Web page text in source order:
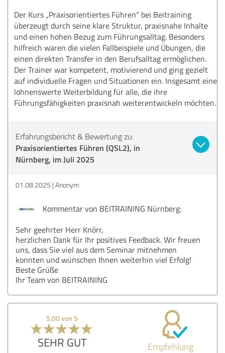
Der Kurs „Praxisorientiertes Führen“ bei Beitraining
überzeugt durch seine klare Struktur, praxisnahe Inhalte
und einen hohen Bezug zum Führungsalltag. Besonders
hilfreich waren die vielen Fallbeispiele und Übungen, die
einen direkten Transfer in den Berufsalltag ermöglichen.
Der Trainer war kompetent, motivierend und ging gezielt
auf individuelle Fragen und Situationen ein. Insgesamt eine
lohnenswerte Weiterbildung für alle, die ihre
Führungsfähigkeiten praxisnah weiterentwickeln möchten.
Erfahrungsbericht & Bewertung zu:
Praxisorientiertes Führen (QSL2), in
Nürnberg, im Juli 2025
01.08.2025 Anonym
Kommentar von BEITRAINING Nürnberg:
Sehr geehrter Herr Knörr,
herzlichen Dank für Ihr positives Feedback. Wir freuen
uns, dass Sie viel aus dem Seminar mitnehmen
konnten und wünschen Ihnen weiterhin viel Erfolg!
Beste Grüße
Ihr Team von BEITRAINING
5,00 von 5
SEHR GUT Empfehlung